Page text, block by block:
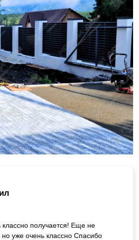
получается! Еще не
уже очень классно Спасибо